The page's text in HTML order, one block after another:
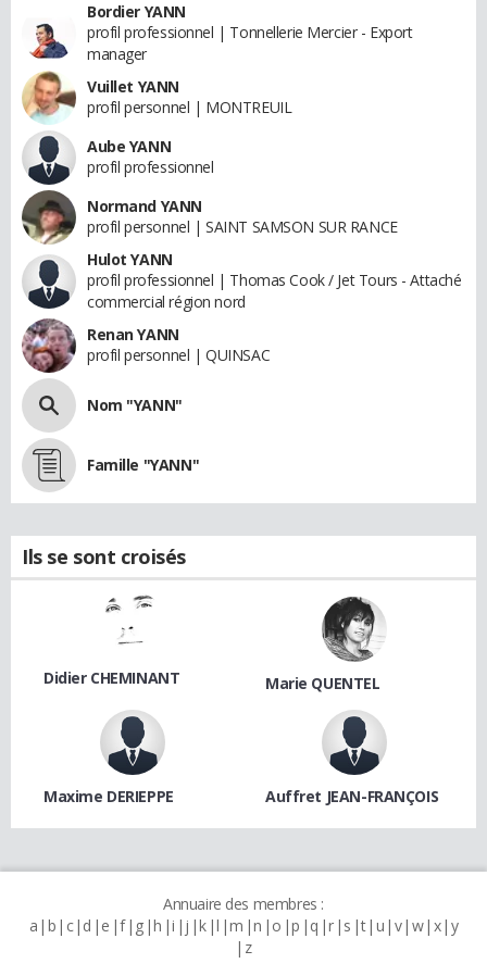
Bordier YANN
profil professionnel | Tonnellerie Mercier - Export
manager
Vuillet YANN
profil personnel | MONTREUIL
Aube YANN
profil professionnel
Normand YANN
profil personnel | SAINT SAMSON SUR RANCE
Hulot YANN
profil professionnel | Thomas Cook / Jet Tours - Attaché
commercial région nord
Renan YANN
profil personnel | QUINSAC
Nom "YANN"
Famille "YANN"
Ils se sont croisés
Didier CHEMINANT Marie QUENTEL
Maxime DERIEPPE Auffret JEAN-FRANÇOIS
Annuaire des membres :
a b c d e f g h i j k l m n o p q r s t u v w x y
z